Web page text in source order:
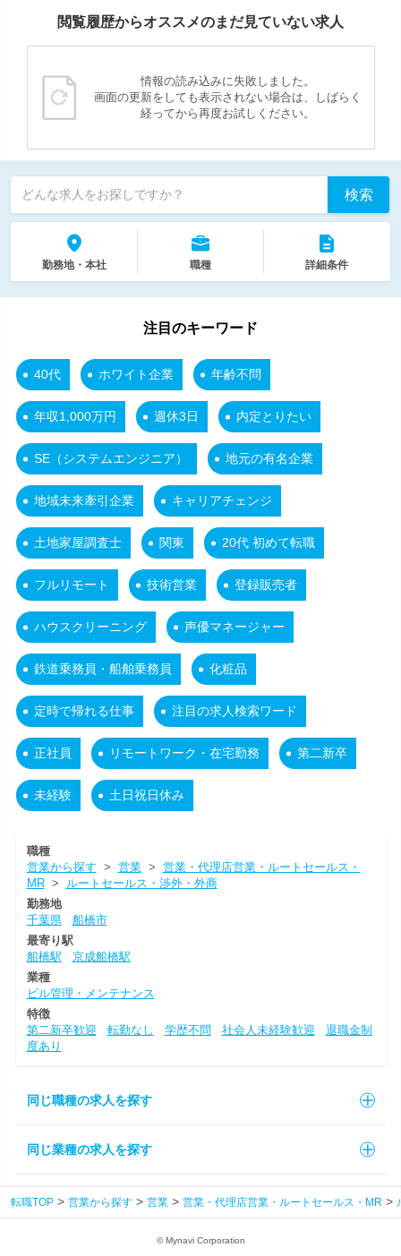
閲覧履歴からオススメのまだ見ていない求人
情報の読み込みに失敗しました。
画面の更新をしても表示されない場合は、しばらく
経ってから再度お試しください。
どんな求人をお探しですか？ 検索
勤務地・本社 職種 詳細条件
注目のキーワード
40代 ホワイト企業 年齢不問
年収1,000万円 週休3日 内定とりたい
SE（システムエンジニア） 地元の有名企業
地域未来牽引企業 キャリアチェンジ
土地家屋調査士 関東 20代 初めて転職
フルリモート 技術営業 登録販売者
ハウスクリーニング 声優マネージャー
鉄道乗務員・船舶乗務員 化粧品
定時で帰れる仕事 注目の求人検索ワード
正社員 リモートワーク・在宅勤務 第二新卒
未経験 土日祝日休み
職種
営業から探す > 営業> 営業・代理店営業・ルートセールス・
MR> ルートセールス・渉外・外商
勤務地
千葉県
船橋市
最寄り駅
船橋駅
京成船橋駅
業種
ビル管理・メンテナンス
特徴
第二新卒歓迎
転勤なし 学歴不問 社会人未経験歓迎
退職金制
度あり
同じ職種の求人を探す
同じ業種の求人を探す
転職TOP 営業から探す 営業 営業・代理店営業・ルートセールス・MR
© Mynavi Corporation